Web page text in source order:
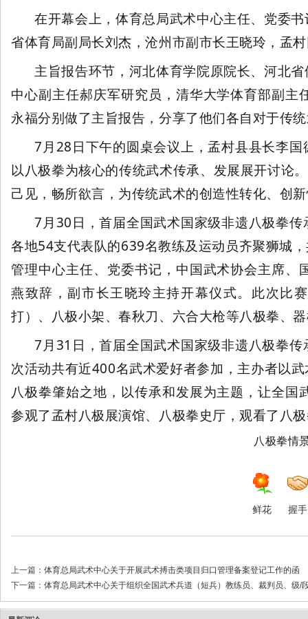
在开幕会上，体育总局武术中心主任、党委
省体育局副局长刘杰，沧州市副市长王晓玲，孟
主旨报告环节，河北体育学院原院长、河北
中心副主任郝庆军研究员，清华大学体育部副
永福分别做了主旨报告，分享了他们各自对于传
7月28日下午的圆桌会议上，孟村县县长李
以八极拳为核心的传统武术传承、发展展开讨论
己见，畅所欲言，为传统武术的创造性转化、创
7月30日，首届全国武术国家级非遗八极拳
各地54支代表队的639名教练及运动员齐聚狮城
管理中心主任、党委书记，中国武术协会主席
燕致辞，副市长王晓玲主持开幕仪式。此次比
打）、八极小架、春秋刀、六合大枪等八极拳、
7月31日，首届全国武术国家级非遗八极拳
次活动共有近400名武术爱好者参加，主办者以
八极拳肇始之地，以传承和发展为主题，让全
参观了孟村八极展演馆、八极拳史厅，观看了八
八极拳情
鲜花 握手
上一篇： 体育总局武术中心关于开展武术搏击类项目归口管理备案登记工作的函
下一篇： 体育总局武术中心关于组织全国武术兵道（短兵）教练员、裁判员、级/